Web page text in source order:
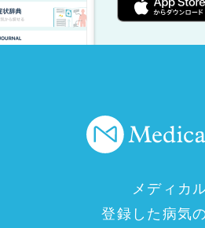
メディカ
登録した病気